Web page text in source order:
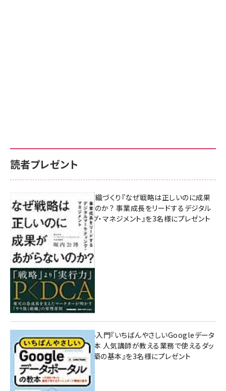
読者プレゼント
成果を生む組織づくり『なぜ戦略は正しいのに成果
があがらないのか？ 事業成長をリードするデジタル
マーケティング・マネジメント』を3名様にプレゼント
10:00
無料BIツール入門『いちばんやさしいGoogleデータ
ポータルの教本 人気講師が教える業務で使えるダッ
シュボード構築の基本』を3名様にプレゼント
7月31日 10:00